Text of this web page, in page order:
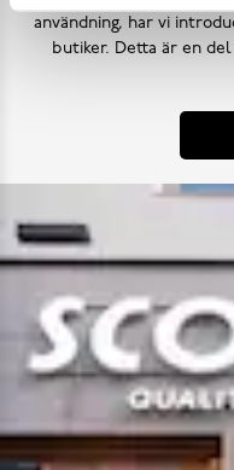
användning, har vi
butiker. Detta är en